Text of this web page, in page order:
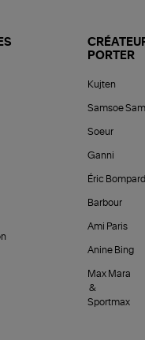
PORTER
Kujten
Samsoe
Soeur
Ganni
Éric Bompard
Barbour
Ami Paris
Anine Bing
Max Mara
&
Sportmax